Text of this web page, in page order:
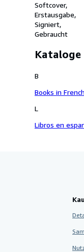
Softcover
Erstausgabe
Signiert
Gebraucht
B
Books in
L
Libros en